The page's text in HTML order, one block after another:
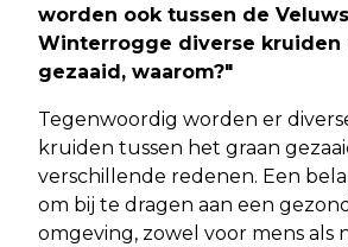
worden ook tussen de
Winterrogge diverse kruiden
gezaaid, waarom?"
Tegenwoordig worden er
kruiden tussen het graan
verschillende redenen. Een
om bij te dragen aan een
omgeving, zowel voor mens als